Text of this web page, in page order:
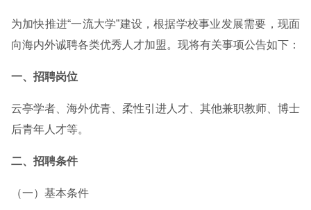
为加快推进“一流大学”建设，根据学校事业发展需要，现面
向海内外诚聘各类优秀人才加盟。现将有关事项公告如下：
一、招聘岗位
云亭学者、海外优青、柔性引进人才、其他兼职教师、博士
后青年人才等。
二、招聘条件
（一）基本条件